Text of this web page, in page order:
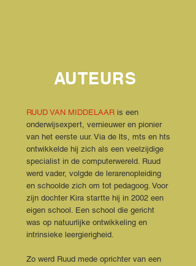
AUTEURS
RUUD VAN MIDDELAAR is een
onderwijsexpert, vernieuwer en pionier
van het eerste uur. Via de lts, mts en hts
ontwikkelde hij zich als een veelzijdige
specialist in de computerwereld. Ruud
werd vader, volgde de lerarenopleiding
en schoolde zich om tot pedagoog. Voor
zijn dochter Kira startte hij in 2002 een
eigen school. Een school die gericht
was op natuurlijke ontwikkeling en
intrinsieke leergierigheid.
Zo werd Ruud mede oprichter van een